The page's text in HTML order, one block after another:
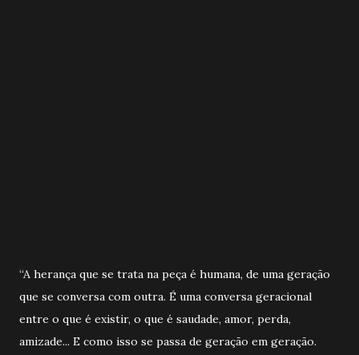
“A herança que se trata na peça é humana, de uma geração
que se conversa com outra. É uma conversa geracional
entre o que é existir, o que é saudade, amor, perda,
amizade... E como isso se passa de geração em geração.